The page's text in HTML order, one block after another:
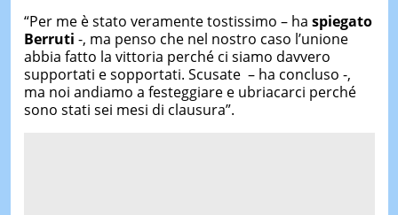
“Per me è stato veramente tostissimo – ha spiegato
Berruti -, ma penso che nel nostro caso l’unione
abbia fatto la vittoria perché ci siamo davvero
supportati e sopportati. Scusate – ha concluso -,
ma noi andiamo a festeggiare e ubriacarci perché
sono stati sei mesi di clausura”.